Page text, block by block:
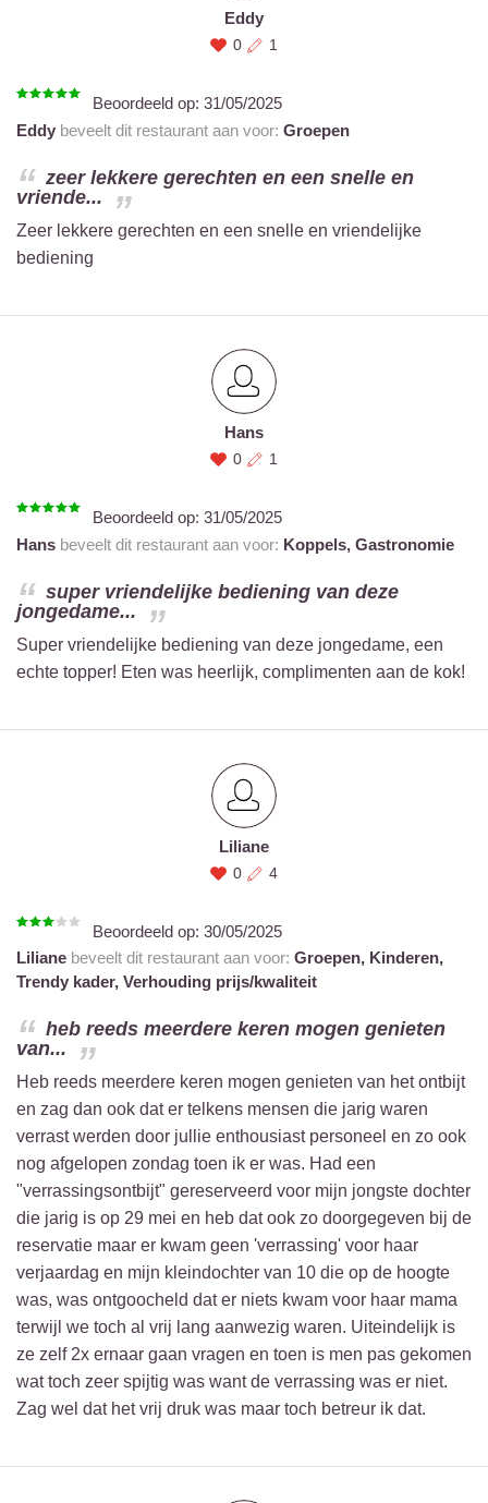
Eddy
0 1
Beoordeeld op: 31/05/2025
Eddy beveelt dit restaurant aan voor: Groepen
zeer lekkere gerechten en een snelle en
vriende...
Zeer lekkere gerechten en een snelle en vriendelijke
bediening
Hans
0 1
Beoordeeld op: 31/05/2025
Hans beveelt dit restaurant aan voor: Koppels, Gastronomie
super vriendelijke bediening van deze
jongedame...
Super vriendelijke bediening van deze jongedame, een
echte topper! Eten was heerlijk, complimenten aan de kok!
Liliane
0 4
Beoordeeld op: 30/05/2025
Liliane beveelt dit restaurant aan voor: Groepen, Kinderen,
Trendy kader, Verhouding prijs/kwaliteit
heb reeds meerdere keren mogen genieten
van...
Heb reeds meerdere keren mogen genieten van het ontbijt
en zag dan ook dat er telkens mensen die jarig waren
verrast werden door jullie enthousiast personeel en zo ook
nog afgelopen zondag toen ik er was. Had een
"verrassingsontbijt" gereserveerd voor mijn jongste dochter
die jarig is op 29 mei en heb dat ook zo doorgegeven bij de
reservatie maar er kwam geen 'verrassing' voor haar
verjaardag en mijn kleindochter van 10 die op de hoogte
was, was ontgoocheld dat er niets kwam voor haar mama
terwijl we toch al vrij lang aanwezig waren. Uiteindelijk is
ze zelf 2x ernaar gaan vragen en toen is men pas gekomen
wat toch zeer spijtig was want de verrassing was er niet.
Zag wel dat het vrij druk was maar toch betreur ik dat.